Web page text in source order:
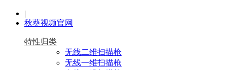
|
秋葵视频官网
特性归类
无线二维扫描枪
无线一维扫描枪